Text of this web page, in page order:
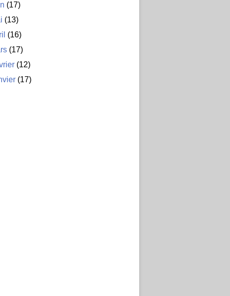
(17)
(13)
(16)
(17)
(12)
(17)